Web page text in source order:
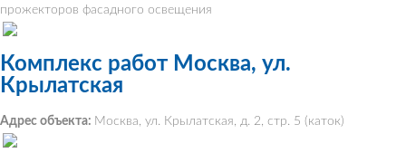
прожекторов фасадного освещения
Комплекс работ Москва, ул.
Крылатская
Адрес объекта: Москва, ул. Крылатская, д. 2, стр. 5 (каток)